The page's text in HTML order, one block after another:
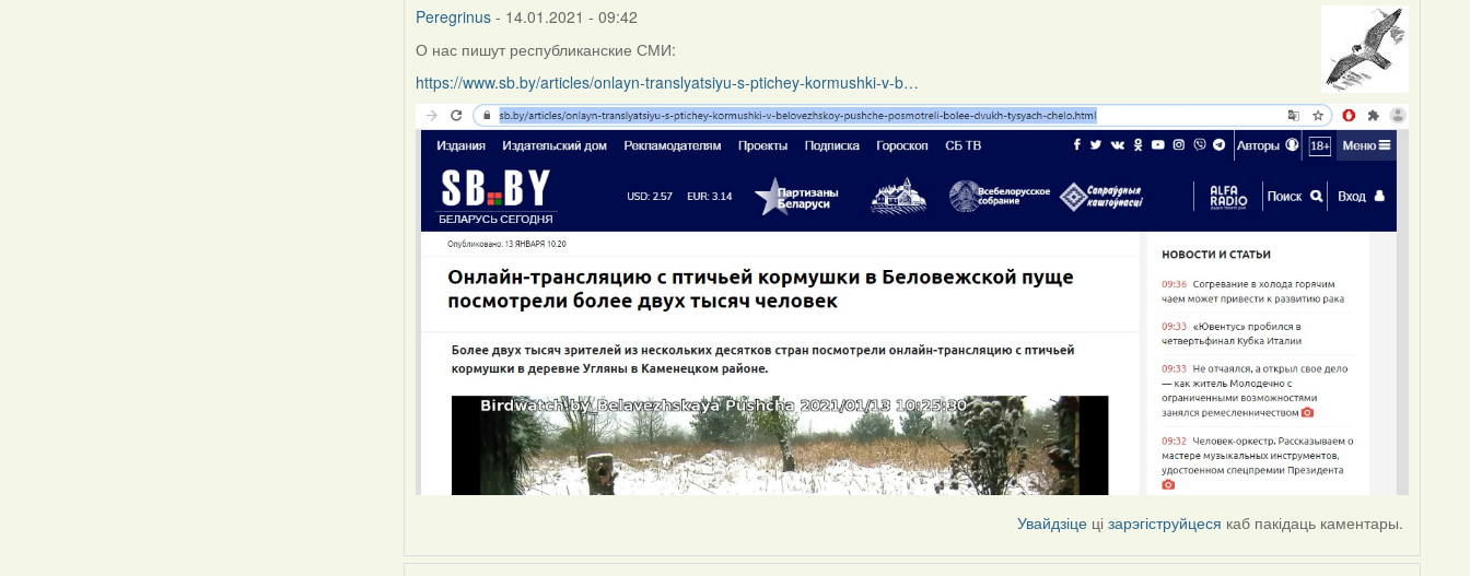
Peregrinus - 14.01.2021 - 09:42
О нас пишут республиканские СМИ:
https://www.sb.by/articles/onlayn-translyatsiyu-s-ptichey-kormushki-v-b…
Увайдзіце цізарэгіструйцеся каб пакідаць каментары.